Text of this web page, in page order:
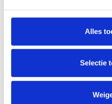
Alles
Selectie
Stijging in alle klassen
Alle klassen stijgen ten
sterkste stijgers zitten bij
verschillende klassen
de 125cc doet het meer
750cc als bij de